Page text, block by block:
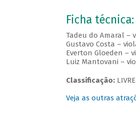
Ficha técnica:
Tadeu do Amaral –
Gustavo Costa –
Everton Gloeden –
Luiz Mantovani –
Classificação:LIVRE
Veja as outras